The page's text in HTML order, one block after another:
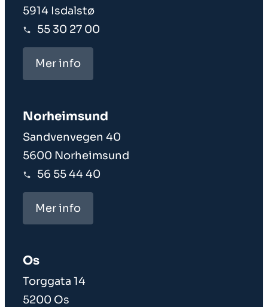
5914 Isdalstø
55 30 27 00
Mer info
Norheim­sund
Sandvenvegen 40
5600 Norheimsund
56 55 44 40
Mer info
Os
Torggata 14
5200 Os